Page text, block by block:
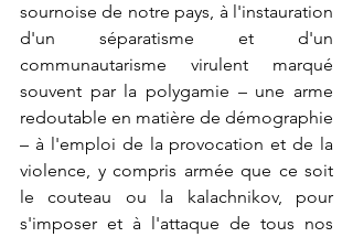
sournoise de notre pays, à l'instauration
d'un séparatisme et d'un
communautarisme virulent marqué
souvent par la polygamie – une arme
redoutable en matière de démographie
– à l'emploi de la provocation et de la
violence, y compris armée que ce soit
le couteau ou la kalachnikov, pour
s'imposer et à l'attaque de tous nos